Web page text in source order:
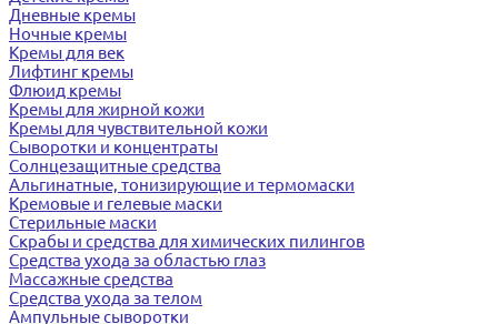
Дневные кремы
Ночные кремы
Кремы для век
Лифтинг кремы
Флюид кремы
Кремы для жирной кожи
Кремы для чувствительной кожи
Сыворотки и концентраты
Солнцезащитные средства
Альгинатные, тонизирующие и термомаски
Кремовые и гелевые маски
Стерильные маски
Скрабы и средства для химических пилингов
Средства ухода за областью глаз
Массажные средства
Средства ухода за телом
Ампульные сыворотки